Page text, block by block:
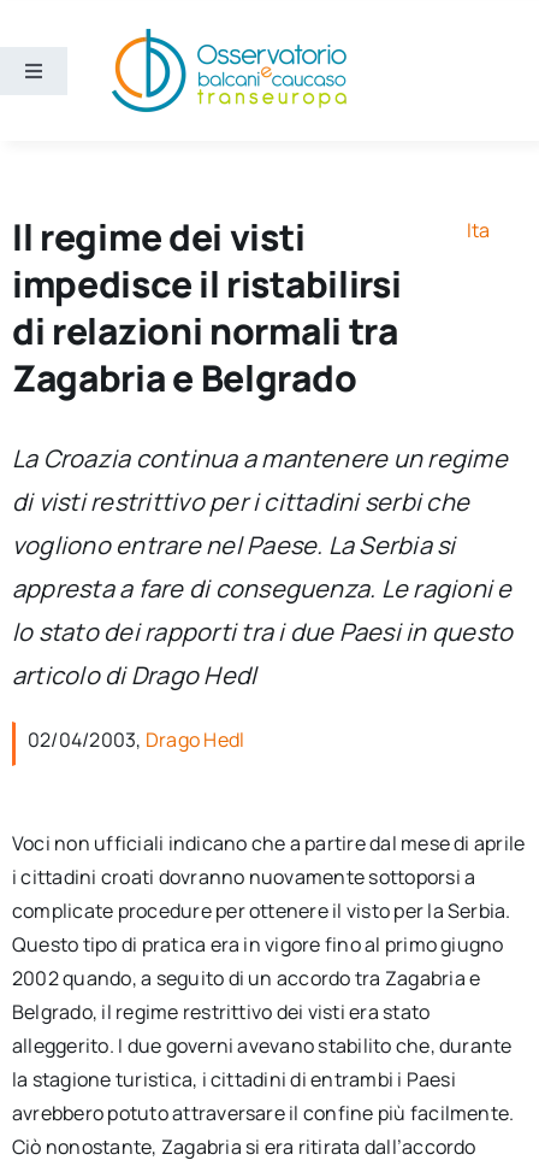
contenuto
Toggle
Ricerca e divulgazione
Sezioni
Chi siamo
per:
Newsletter
Il regime dei visti
impedisce il ristabilirsi
di relazioni normali tra
Zagabria e Belgrado
Ita
La Croazia continua a mantenere un regime
di visti restrittivo per i cittadini serbi che
vogliono entrare nel Paese. La Serbia si
appresta a fare di conseguenza. Le ragioni e
lo stato dei rapporti tra i due Paesi in questo
articolo di Drago Hedl
02/04/2003, Drago Hedl
Voci non ufficiali indicano che a partire dal mese di aprile
i cittadini croati dovranno nuovamente sottoporsi a
complicate procedure per ottenere il visto per la Serbia.
Questo tipo di pratica era in vigore fino al primo giugno
2002 quando, a seguito di un accordo tra Zagabria e
Belgrado, il regime restrittivo dei visti era stato
alleggerito. I due governi avevano stabilito che, durante
la stagione turistica, i cittadini di entrambi i Paesi
avrebbero potuto attraversare il confine più facilmente.
Ciò nonostante, Zagabria si era ritirata dall’accordo